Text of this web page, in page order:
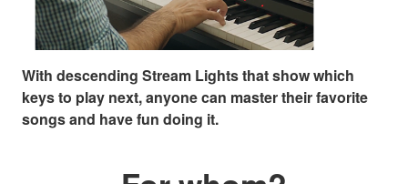
With descending Stream Lights that show which
keys to play next, anyone can master their favorite
songs and have fun doing it.